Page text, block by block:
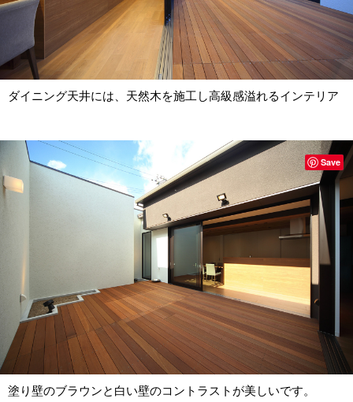
ダイニング天井には、天然木を施工し高級感溢れるインテリア
塗り壁のブラウンと白い壁のコントラストが美しいです。
Save